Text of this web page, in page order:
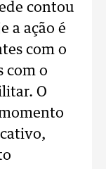
contou
a ação é
com o
com o
O